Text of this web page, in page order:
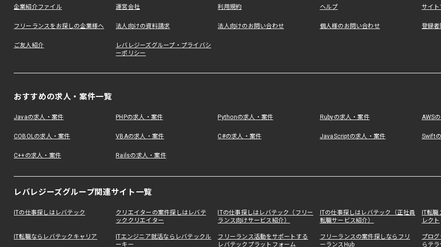
企業紹介ファイル 運営会社 利用規約 ヘルプ サイ
フリーランスをお探しの企業様へ 法人向けの資料請求 法人向けのお問い合わせ 個人様のお問い合わせ 登録者
ご友人紹介
レバレジーズグループ・プライバシ
ーポリシー
おすすめの求人・案件一覧
Javaの求人・案件 PHPの求人・案件 Pythonの求人・案件 Rubyの求人・案件 AWS
COBOLの求人・案件 VBAの求人・案件 C#の求人・案件 JavaScriptの求人・案件 Swift
C++の求人・案件 Railsの求人・案件
レバレジーズグループ関連サイト一覧
ITの仕事探しはレバテック
クリエイターの案件探しはレバテ
ッククリエイター
ITの仕事探しはレバテック（フリー
ランス向けサービス紹介）
ITの仕事探しはレバテック（正社員
転職サービス紹介）
IT転
レクト
IT転職ならレバテックキャリア
ITエンジニア就活ならレバテックル
ーキー
フリーランス活動をサポートする
レバテックプラットフォーム
フリーランスの案件探しならフリ
ーランスHub
プロ
らテ